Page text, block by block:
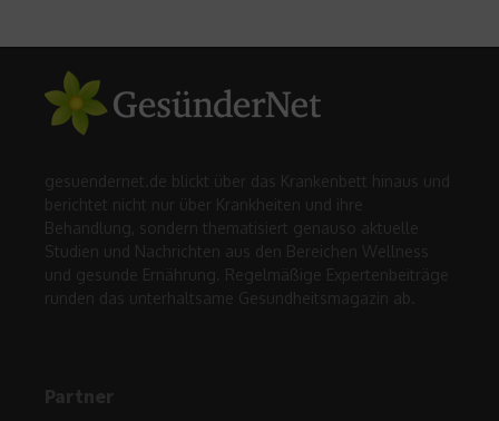
gesuendernet.de blickt über das Krankenbett hinaus und
berichtet nicht nur über Krankheiten und ihre
Behandlung, sondern thematisiert genauso aktuelle
Studien und Nachrichten aus den Bereichen Wellness
und gesunde Ernährung. Regelmäßige Expertenbeiträge
runden das unterhaltsame Gesundheitsmagazin ab.
Partner